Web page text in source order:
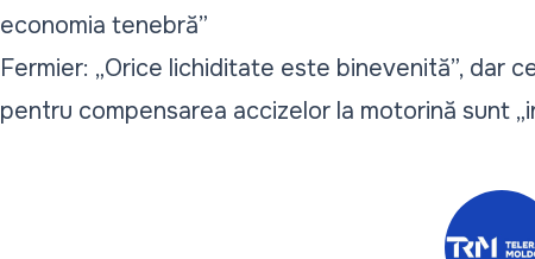
economia tenebră”
Fermier: „Orice lichiditate este binevenită”, dar
pentru compensarea accizelor la motorină sunt